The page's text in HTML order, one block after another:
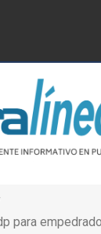
para